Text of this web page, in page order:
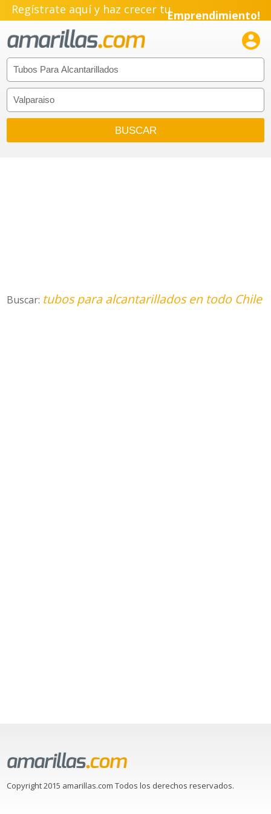
Regístrate aquí y haz crecer tuEmprendimiento!

Buscar: tubos para alcantarillados en todo Chile
Copyright 2015 amarillas.com Todos los derechos reservados.